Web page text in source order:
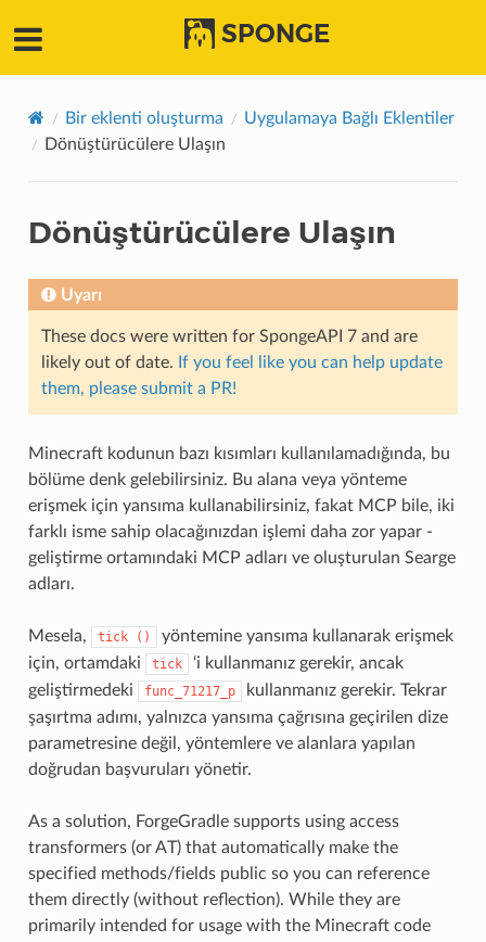
SPONGE
Bir eklenti oluşturma
Uygulamaya Bağlı Eklentiler
Dönüştürücülere Ulaşın
Dönüştürücülere Ulaşın
Uyarı
These docs were written for SpongeAPI 7 and are
likely out of date. If you feel like you can help update
them, please submit a PR!
Minecraft kodunun bazı kısımları kullanılamadığında, bu
bölüme denk gelebilirsiniz. Bu alana veya yönteme
erişmek için yansıma kullanabilirsiniz, fakat MCP bile, iki
farklı isme sahip olacağınızdan işlemi daha zor yapar -
geliştirme ortamındaki MCP adları ve oluşturulan Searge
adları.
Mesela, tick ()
yöntemine yansıma kullanarak erişmek
için, ortamdaki
tick
‘i kullanmanız gerekir, ancak
geliştirmedeki
func_71217_p
kullanmanız gerekir. Tekrar
şaşırtma adımı, yalnızca yansıma çağrısına geçirilen dize
parametresine değil, yöntemlere ve alanlara yapılan
doğrudan başvuruları yönetir.
As a solution, ForgeGradle supports using access
transformers (or AT) that automatically make the
specified methods/fields public so you can reference
them directly (without reflection). While they are
primarily intended for usage with the Minecraft code